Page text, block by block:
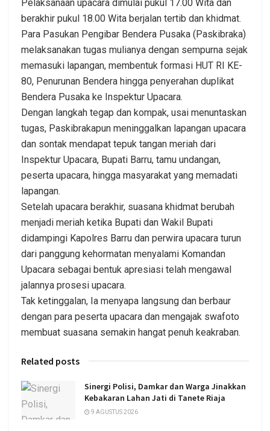
Pelaksanaan upacara dimulai pukul 17.00 Wita dan
berakhir pukul 18.00 Wita berjalan tertib dan khidmat.
Para Pasukan Pengibar Bendera Pusaka (Paskibraka)
melaksanakan tugas mulianya dengan sempurna sejak
memasuki lapangan, membentuk formasi HUT RI KE-
80, Penurunan Bendera hingga penyerahan duplikat
Bendera Pusaka ke Inspektur Upacara.
Dengan langkah tegap dan kompak, usai menuntaskan
tugas, Paskibrakapun meninggalkan lapangan upacara
dan sontak mendapat tepuk tangan meriah dari
Inspektur Upacara, Bupati Barru, tamu undangan,
peserta upacara, hingga masyarakat yang memadati
lapangan.
Setelah upacara berakhir, suasana khidmat berubah
menjadi meriah ketika Bupati dan Wakil Bupati
didampingi Kapolres Barru dan perwira upacara turun
dari panggung kehormatan menyalami Komandan
Upacara sebagai bentuk apresiasi telah mengawal
jalannya prosesi upacara.
Tak ketinggalan, Ia menyapa langsung dan berbaur
dengan para peserta upacara dan mengajak swafoto
membuat suasana semakin hangat penuh keakraban.
Related posts
Sinergi Polisi, Damkar dan Warga Jinakkan
Kebakaran Lahan Jati di Tanete Riaja
9 AGUSTUS 2026